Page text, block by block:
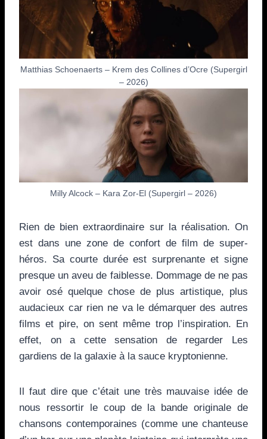
Matthias Schoenaerts – Krem des Collines d’Ocre (Supergirl
– 2026)
Milly Alcock – Kara Zor-El (Supergirl – 2026)
Rien de bien extraordinaire sur la réalisation. On
est dans une zone de confort de film de super-
héros. Sa courte durée est surprenante et signe
presque un aveu de faiblesse. Dommage de ne pas
avoir osé quelque chose de plus artistique, plus
audacieux car rien ne va le démarquer des autres
films et pire, on sent même trop l’inspiration. En
effet, on a cette sensation de regarder Les
gardiens de la galaxie à la sauce kryptonienne.
Il faut dire que c’était une très mauvaise idée de
nous ressortir le coup de la bande originale de
chansons contemporaines (comme une chanteuse